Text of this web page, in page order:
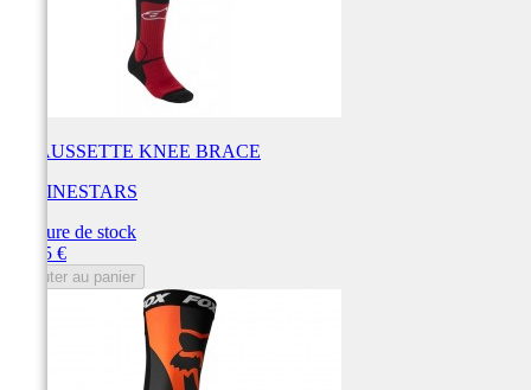
CHAUSSETTE KNEE BRACE
ALPINESTARS
Rupture de stock
49,95 €
Ajouter au panier